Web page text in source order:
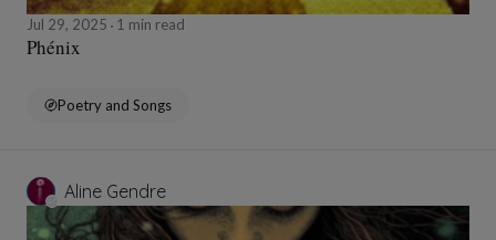
Jul 29, 2025 1 min read
Phénix
Poetry and Songs
Aline Gendre